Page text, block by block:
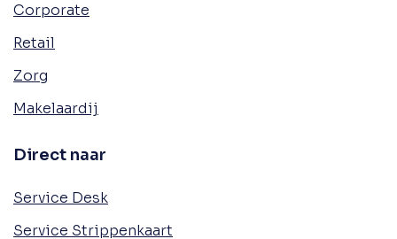
Corporate
Retail
Zorg
Makelaardij
Direct naar
Service Desk
Service Strippenkaart